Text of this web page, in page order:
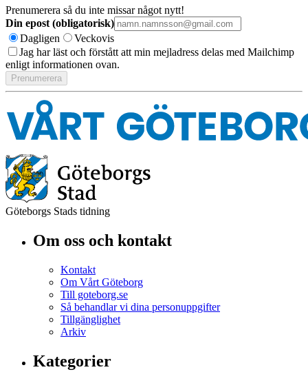
Prenumerera så du inte missar något nytt!
Din epost (obligatorisk)
Dagligen
Veckovis
Jag har läst och förstått att min mejladress delas med Mailchimp
enligt informationen ovan.
Göteborgs Stads tidning
Om oss och kontakt
Kontakt
Om Vårt Göteborg
Till goteborg.se
Så behandlar vi dina personuppgifter
Tillgänglighet
Arkiv
Kategorier